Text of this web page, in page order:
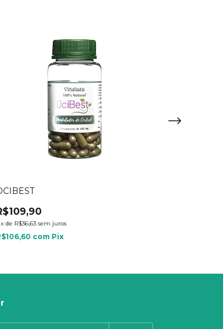
x de R$36,63 sem juros
com Pix